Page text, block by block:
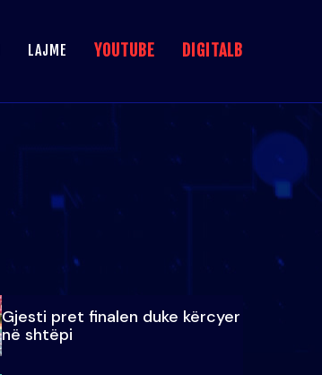
LAJME YOUTUBE DIGITALB
Gjesti pret finalen duke kërcyer
në shtëpi